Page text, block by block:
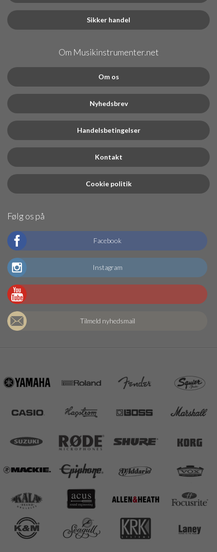
Sikker handel
Om Musikinstrumenter.net
Om os
Nyhedsbrev
Handelsbetingelser
Kontakt
Cookie politik
Følg os på
Facebook
Instagram
Tilmeld nyhedsmail